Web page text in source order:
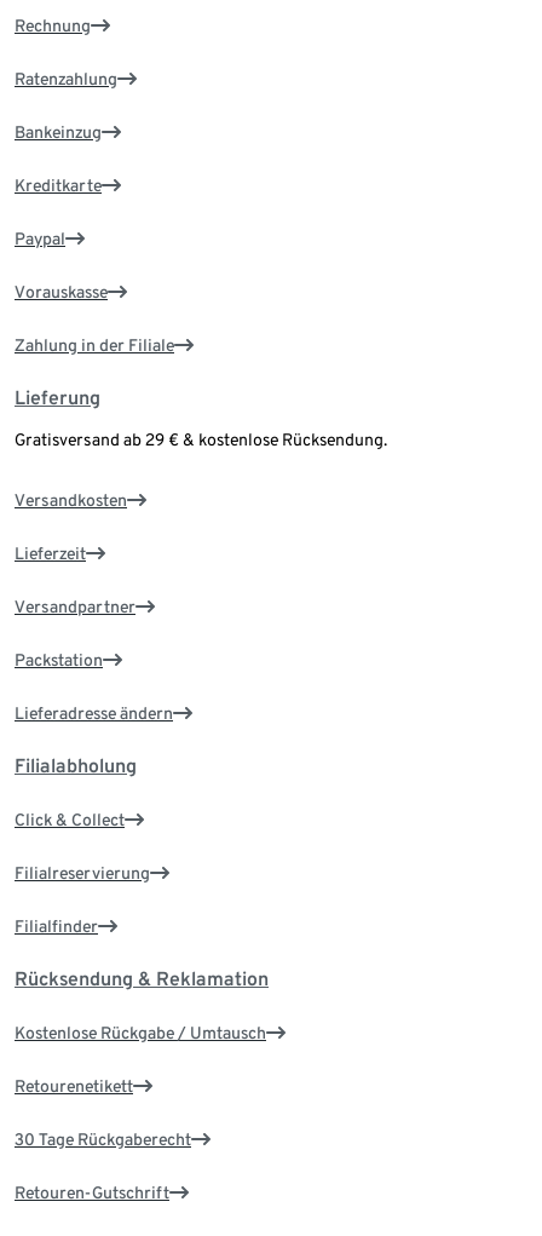
Rechnung
Ratenzahlung
Bankeinzug
Kreditkarte
Paypal
Vorauskasse
Zahlung in der Filiale
Lieferung
Gratisversand ab 29 € & kostenlose Rücksendung.
Versandkosten
Lieferzeit
Versandpartner
Packstation
Lieferadresse ändern
Filialabholung
Click & Collect
Filialreservierung
Filialfinder
Rücksendung & Reklamation
Kostenlose Rückgabe / Umtausch
Retourenetikett
30 Tage Rückgaberecht
Retouren-Gutschrift